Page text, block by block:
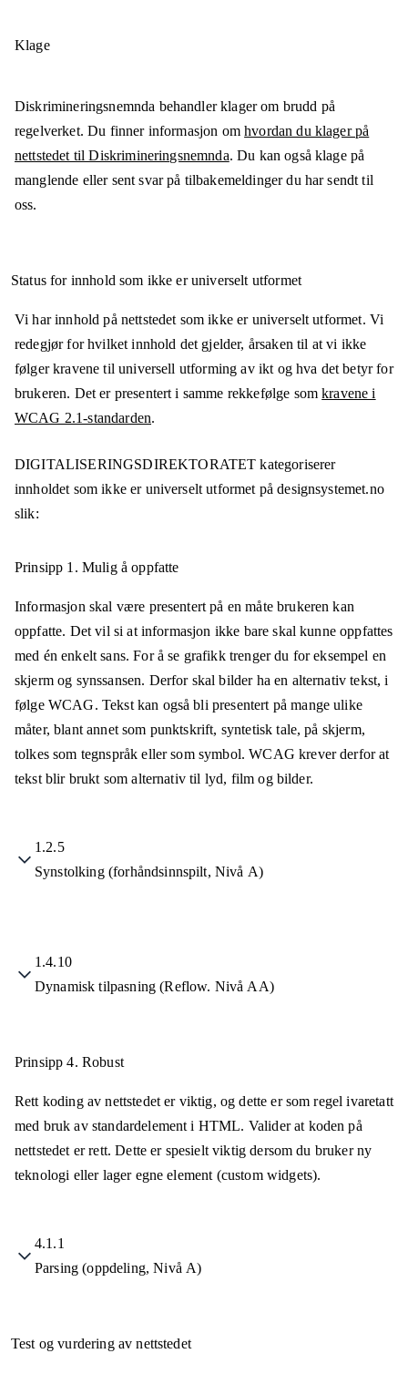
Klage
Diskrimineringsnemnda behandler klager om brudd på
regelverket. Du finner informasjon omhvordan du klager på
nettstedet til Diskrimineringsnemnda. Du kan også klage på
manglende eller sent svar på tilbakemeldinger du har sendt til
oss.
Status for innhold som ikke er universelt utformet
Vi har innhold på nettstedet som ikke er universelt utformet. Vi
redegjør for hvilket innhold det gjelder, årsaken til at vi ikke
følger kravene til universell utforming av ikt og hva det betyr for
brukeren. Det er presentert i samme rekkefølge somkravene i
WCAG 2.1-standarden.
DIGITALISERINGSDIREKTORATET kategoriserer
innholdet som ikke er universelt utformet pådesignsystemet.no
slik:
Prinsipp 1. Mulig å oppfatte
Informasjon skal være presentert på en måte brukeren kan
oppfatte. Det vil si at informasjon ikke bare skal kunne oppfattes
med én enkelt sans. For å se grafikk trenger du for eksempel en
skjerm og synssansen. Derfor skal bilder ha en alternativ tekst, i
følge WCAG. Tekst kan også bli presentert på mange ulike
måter, blant annet som punktskrift, syntetisk tale, på skjerm,
tolkes som tegnspråk eller som symbol. WCAG krever derfor at
tekst blir brukt som alternativ til lyd, film og bilder.
1.2.5
Synstolking (forhåndsinnspilt, Nivå A)
1.4.10
Dynamisk tilpasning (Reflow. Nivå AA)
Prinsipp 4. Robust
Rett koding av nettstedet er viktig, og dette er som regel ivaretatt
med bruk av standardelement i HTML. Valider at koden på
nettstedet er rett. Dette er spesielt viktig dersom du bruker ny
teknologi eller lager egne element (custom widgets).
4.1.1
Parsing (oppdeling, Nivå A)
Test og vurdering av nettstedet